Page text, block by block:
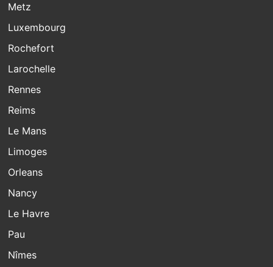
Metz
Luxembourg
Rochefort
Larochelle
Rennes
Reims
Le Mans
Limoges
Orleans
Nancy
Le Havre
Pau
Nîmes